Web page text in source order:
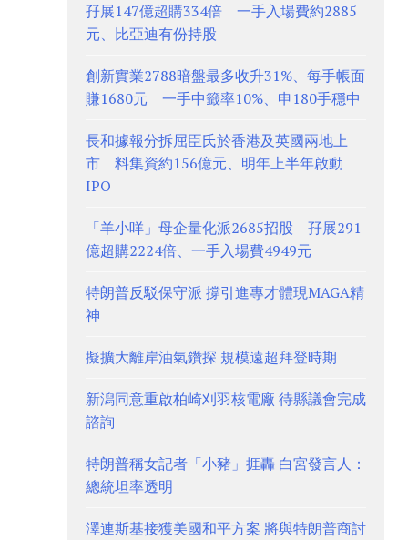
孖展147億超購334倍 一手入場費約2885
元、比亞迪有份持股
創新實業2788暗盤最多收升31%、每手帳面
賺1680元 一手中籤率10%、申180手穩中
長和據報分拆屈臣氏於香港及英國兩地上
市 料集資約156億元、明年上半年啟動
IPO
「羊小咩」母企量化派2685招股 孖展291
億超購2224倍、一手入場費4949元
特朗普反駁保守派 撐引進專才體現MAGA精
神
擬擴大離岸油氣鑽探 規模遠超拜登時期
新潟同意重啟柏崎刈羽核電廠 待縣議會完成
諮詢
特朗普稱女記者「小豬」捱轟 白宮發言人：
總統坦率透明
澤連斯基接獲美國和平方案 將與特朗普商討